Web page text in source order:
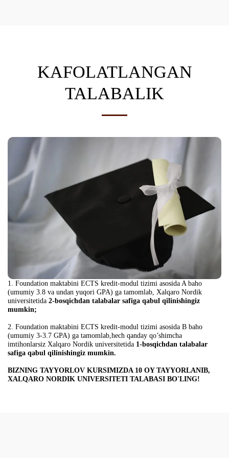
KAFOLATLANGAN
TALABALIK
1. Foundation maktabini ECTS kredit-modul tizimi asosida A baho
(umumiy 3.8 va undan yuqori GPA) ga tamomlab, Xalqaro Nordik
universitetida 2-bosqichdan talabalar safiga qabul qilinishingiz
mumkin;
2. Foundation maktabini ECTS kredit-modul tizimi asosida B baho
(umumiy 3-3.7 GPA) ga tamomlab,hech qanday qo’shimcha
imtihonlarsiz Xalqaro Nordik universitetida 1-bosqichdan talabalar
safiga qabul qilinishingiz mumkin.
BIZNING TAYYORLOV KURSIMIZDA 10 OY TAYYORLANIB,
XALQARO NORDIK UNIVERSITETI TALABASI BO'LING!